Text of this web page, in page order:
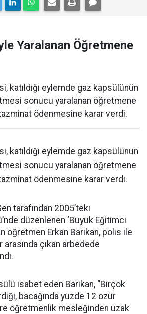
Yaralanan Öğretmene
katıldığı eylemde gaz kapsülünün
sonucu yaralanan öğretmene
ödenmesine karar verdi.
katıldığı eylemde gaz kapsülünün
sonucu yaralanan öğretmene
ödenmesine karar verdi.
tarafından 2005’teki
düzenlenen ‘Büyük Eğitimci
öğretmen Erkan Barikan, polis ile
arasında çıkan arbedede
isabet eden Barikan, “Birçok
bacağında yüzde 12 özür
öğretmenlik mesleğinden uzak